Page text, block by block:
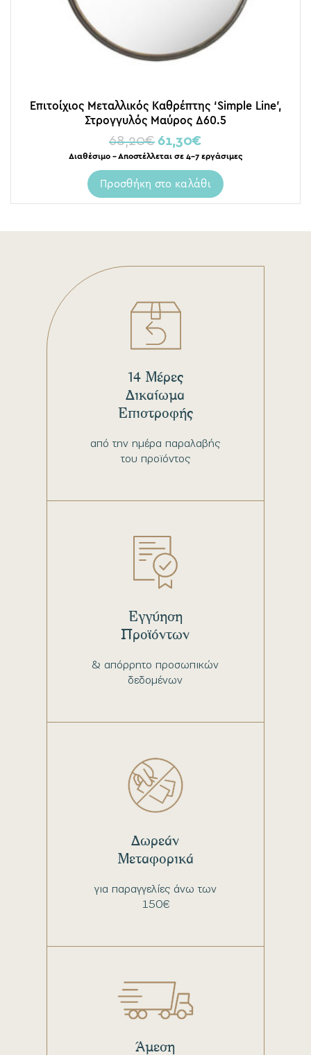
Επιτοίχιος Μεταλλικός Καθρέπτης ‘Simple Line’,
Στρογγυλός Μαύρος Δ60.5
68,20€ 61,30€
Διαθέσιμο – Αποστέλλεται σε 4-7 εργάσιμες
Προσθήκη στο καλάθι
από την ημέρα παραλαβής
του προϊόντος
14 Μέρες
Δικαίωμα
Επιστροφής
& απόρρητο προσωπικών
δεδομένων
Εγγύηση
Προϊόντων
για παραγγελίες άνω των
150€
Δωρεάν
Μεταφορικά
Άμεση